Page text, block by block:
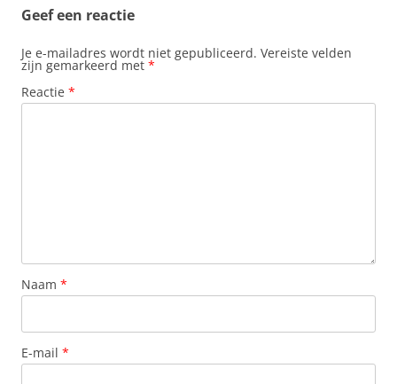
Geef een reactie
Je e-mailadres wordt niet gepubliceerd. Vereiste velden
zijn gemarkeerd met *
Reactie *
Naam *
E-mail *